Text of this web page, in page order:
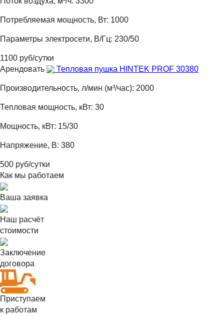
Потребляемая мощность, Вт: 1000
Параметры электросети, В/Гц: 230/50
1100 руб/сутки
Арендовать
Тепловая пушка HINTEK PROF 30380
Производительность, л/мин (м³/час): 2000
Тепловая мощность, кВт: 30
Мощность, кВт: 15/30
Напряжение, В: 380
500 руб/сутки
Как мы работаем
Ваша заявка
Наш расчёт
стоимости
Заключение
договора
Приступаем
к работам